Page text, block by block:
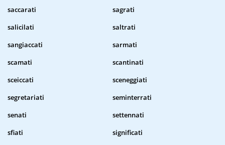
saccarati
sagrati
salicilati
saltrati
sangiaccati
sarmati
scamati
scantinati
sceiccati
sceneggiati
segretariati
seminterrati
senati
settennati
sfiati
significati